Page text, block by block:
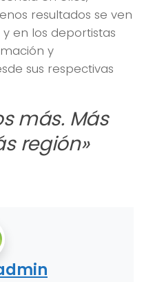
resultados se ven
en los deportistas
y
sus respectivas
más. Más
región»